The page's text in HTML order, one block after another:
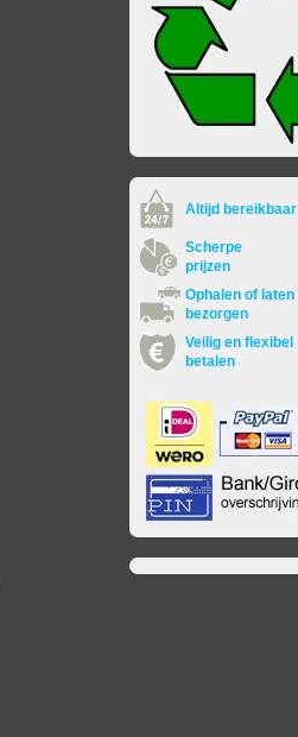
Altijd bereikbaar
Scherpe
prijzen
Ophalen of laten
bezorgen
Veilig en flexibel
betalen